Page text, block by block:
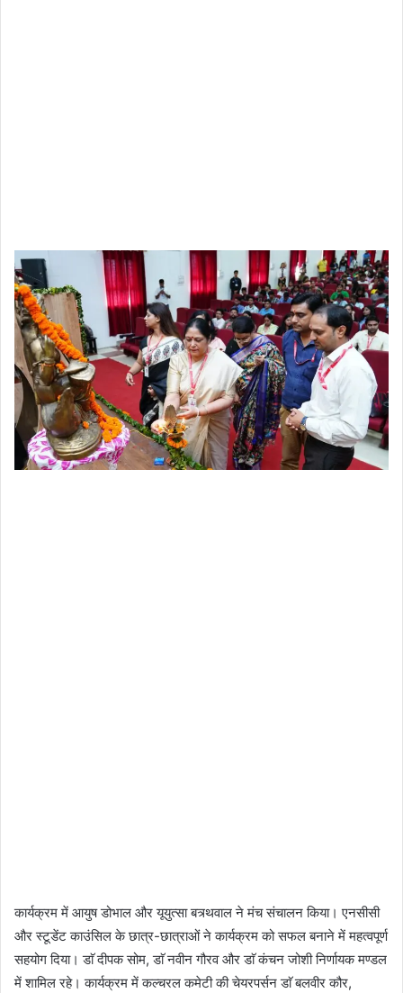
कार्यक्रम में आयुष डोभाल और यूयुत्सा बत्र्थवाल ने मंच संचालन किया। एनसीसी
और स्टूडेंट काउंसिल के छात्र-छात्राओं ने कार्यक्रम को सफल बनाने में महत्वपूर्ण
सहयोग दिया। डाॅ दीपक सोम, डाॅ नवीन गौरव और डाॅ कंचन जोशी निर्णायक मण्डल
में शामिल रहे। कार्यक्रम में कल्चरल कमेटी की चेयरपर्सन डाॅ बलवीर कौर,